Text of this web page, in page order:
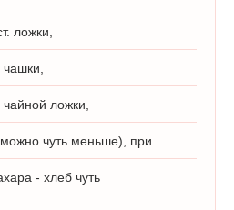
ложки,
ложки,
чуть меньше), при
- хлеб чуть